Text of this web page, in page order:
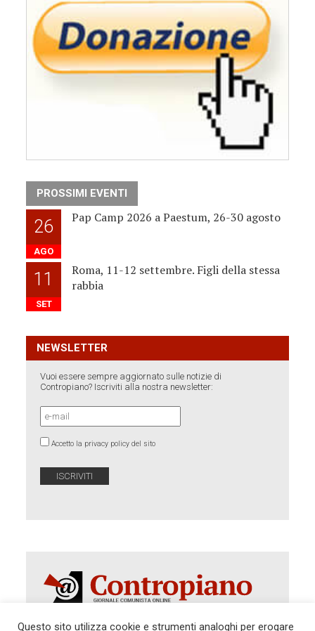
PROSSIMI EVENTI
26
AGO
Pap Camp 2026 a Paestum, 26-30 agosto
11
SET
Roma, 11-12 settembre. Figli della stessa
rabbia
NEWSLETTER
Vuoi essere sempre aggiornato sulle notizie di
Contropiano? Iscriviti alla nostra newsletter:
Accetto la privacy policy del sito
Questo sito utilizza cookie e strumenti analoghi per erogare